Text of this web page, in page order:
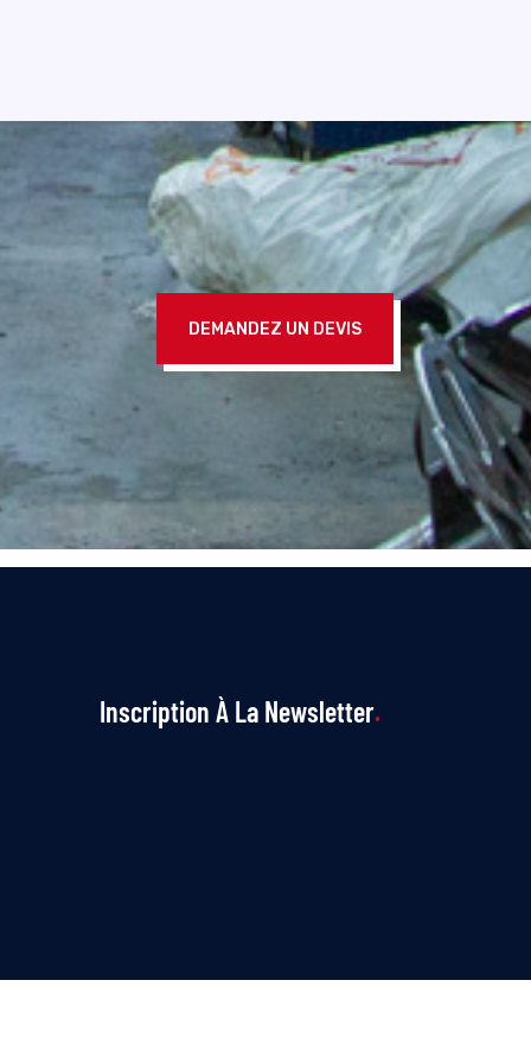
DEMANDEZ UN DEVIS
Inscription À La Newsletter